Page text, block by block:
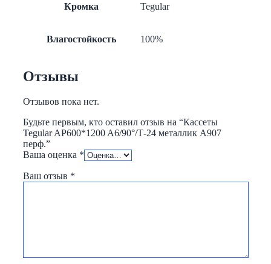
Кромка Tegular
Влагостойкость 100%
Отзывы
Отзывов пока нет.
Будьте первым, кто оставил отзыв на “Кассеты
Tegular AP600*1200 A6/90°/Т-24 металлик А907
перф.”
Ваша оценка *
Ваш отзыв *